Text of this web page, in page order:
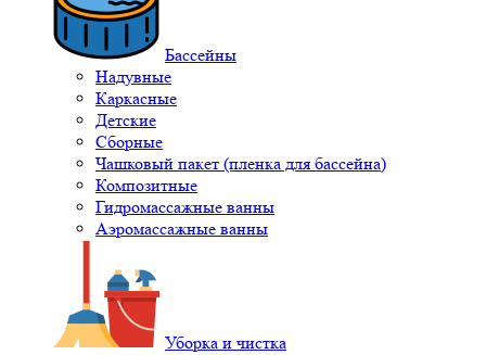
Бассейны
Надувные
Каркасные
Детские
Сборные
Чашковый пакет (пленка для бассейна)
Композитные
Гидромассажные ванны
Аэромассажные ванны
Уборка и чистка